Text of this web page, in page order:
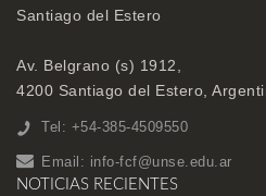
Santiago del Estero
Av. Belgrano (s) 1912,
4200 Santiago del Estero,
Tel: +54-385-4509550
Email: info-fcf@unse.edu.ar
NOTICIAS RECIENTES